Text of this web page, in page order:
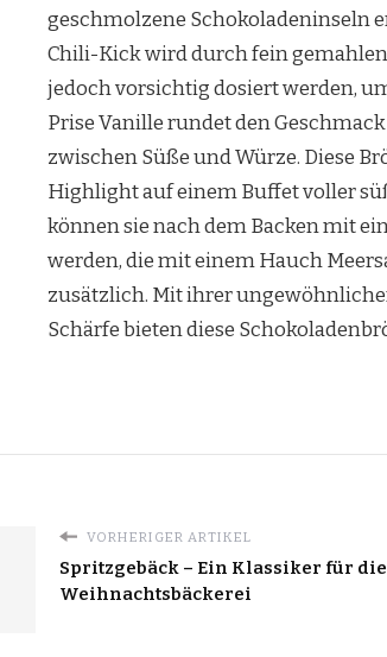
geschmolzene Schokoladeninseln
Chili-Kick wird durch fein
jedoch vorsichtig dosiert werden,
Prise Vanille rundet den
zwischen Süße und Würze. Diese
Highlight auf einem Buffet voller
können sie nach dem Backen mit
werden, die mit einem Hauch
zusätzlich. Mit ihrer
Schärfe bieten diese
VORHERIGER ARTIKEL
Spritzgebäck – Ein Klassiker für die
Weihnachtsbäckerei